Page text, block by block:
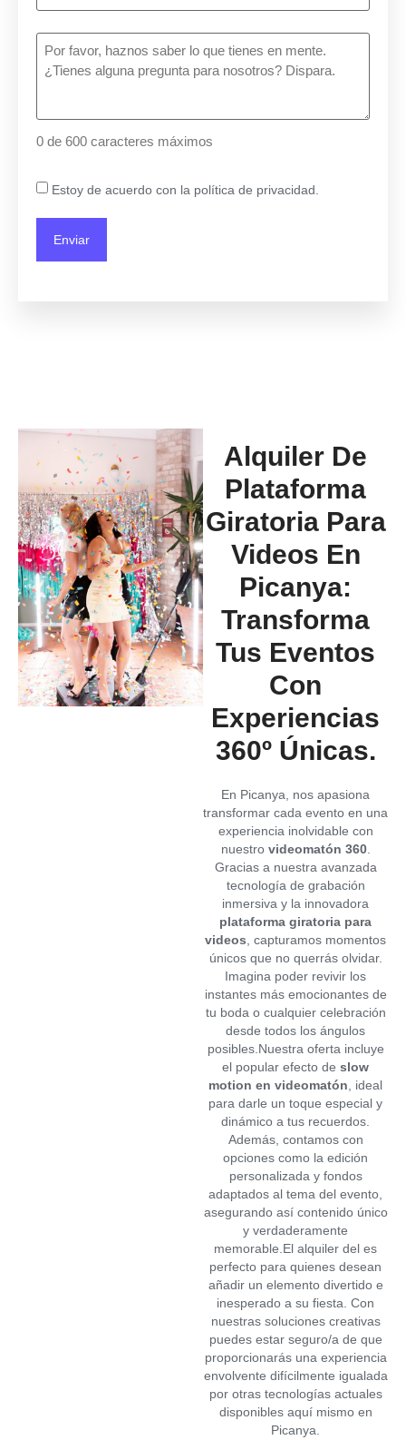
¿En
qué
podemos
ayudarte?
0 de 600 caracteres máximos
Consentimiento
Estoy de acuerdo con la política de privacidad.
Alquiler De
Plataforma
Giratoria Para
Videos En
Picanya:
Transforma
Tus Eventos
Con
Experiencias
360º Únicas.
En Picanya, nos apasiona
transformar cada evento en una
experiencia inolvidable con
nuestro videomatón 360.
Gracias a nuestra avanzada
tecnología de grabación
inmersiva y la innovadora
plataforma giratoria para
videos , capturamos momentos
únicos que no querrás olvidar.
Imagina poder revivir los
instantes más emocionantes de
tu boda o cualquier celebración
desde todos los ángulos
posibles.Nuestra oferta incluye
el popular efecto de slow
motion en videomatón , ideal
para darle un toque especial y
dinámico a tus recuerdos.
Además, contamos con
opciones como la edición
personalizada y fondos
adaptados al tema del evento,
asegurando así contenido único
y verdaderamente
memorable.El alquiler del es
perfecto para quienes desean
añadir un elemento divertido e
inesperado a su fiesta. Con
nuestras soluciones creativas
puedes estar seguro/a de que
proporcionarás una experiencia
envolvente difícilmente igualada
por otras tecnologías actuales
disponibles aquí mismo en
Picanya.